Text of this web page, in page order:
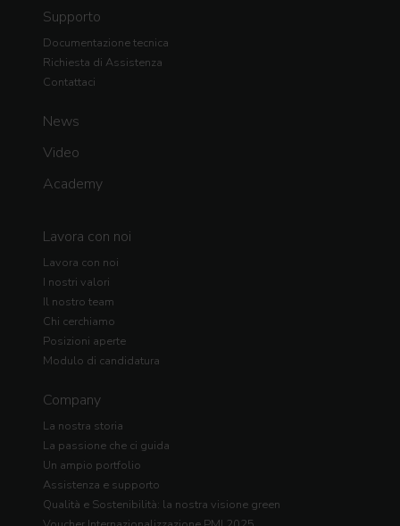
Supporto
Documentazione tecnica
Richiesta di Assistenza
Contattaci
News
Video
Academy
Lavora con noi
Lavora con noi
I nostri valori
Il nostro team
Chi cerchiamo
Posizioni aperte
Modulo di candidatura
Company
La nostra storia
La passione che ci guida
Un ampio portfolio
Assistenza e supporto
Qualità e Sostenibilità: la nostra visione green